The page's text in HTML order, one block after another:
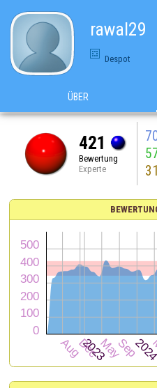
rawal29
Despot
ÜBER
421
Bewertung
Experte